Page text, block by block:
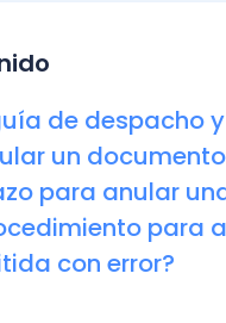
de despacho
un
para anular
para
con error?